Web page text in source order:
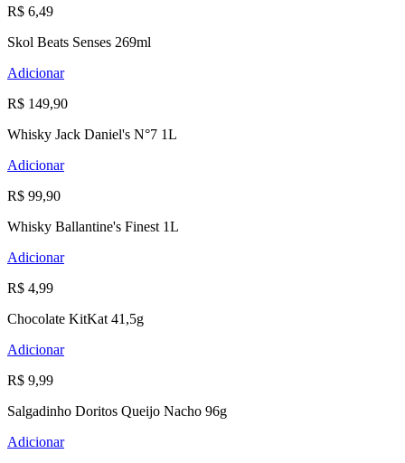
R$ 6,49
Skol Beats Senses 269ml
Adicionar
R$ 149,90
Whisky Jack Daniel's N°7 1L
Adicionar
R$ 99,90
Whisky Ballantine's Finest 1L
Adicionar
R$ 4,99
Chocolate KitKat 41,5g
Adicionar
R$ 9,99
Salgadinho Doritos Queijo Nacho 96g
Adicionar